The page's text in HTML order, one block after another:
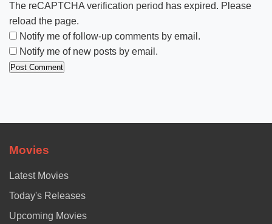
The reCAPTCHA verification period has expired. Please
reload the page.
Notify me of follow-up comments by email.
Notify me of new posts by email.
Movies
Latest Movies
Today's Releases
Upcoming Movies